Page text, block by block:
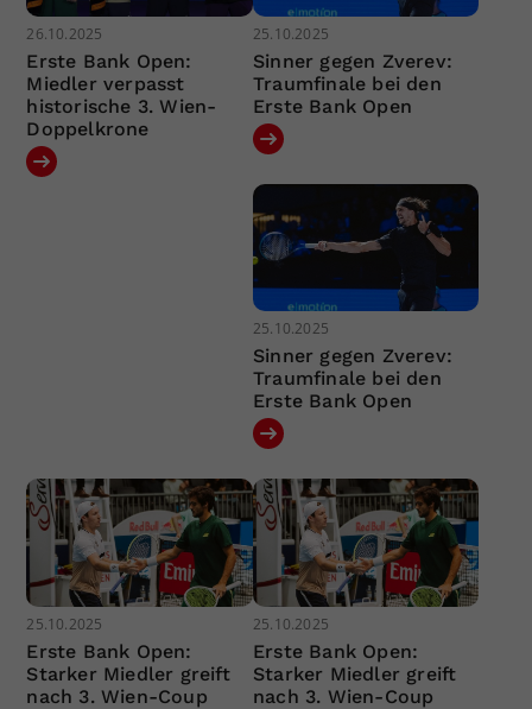
26.10.2025
Erste Bank Open:
Miedler verpasst
historische 3. Wien-
Doppelkrone
25.10.2025
Sinner gegen Zverev:
Traumfinale bei den
Erste Bank Open
25.10.2025
Sinner gegen Zverev:
Traumfinale bei den
Erste Bank Open
25.10.2025
Erste Bank Open:
Starker Miedler greift
nach 3. Wien-Coup
25.10.2025
Erste Bank Open:
Starker Miedler greift
nach 3. Wien-Coup